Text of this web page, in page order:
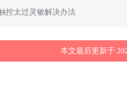
控太过灵敏解决办法
本文最后更新于